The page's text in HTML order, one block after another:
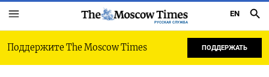
РУССКАЯ СЛУЖБА
EN
Поддержите The Moscow Times ПОДДЕРЖАТЬ